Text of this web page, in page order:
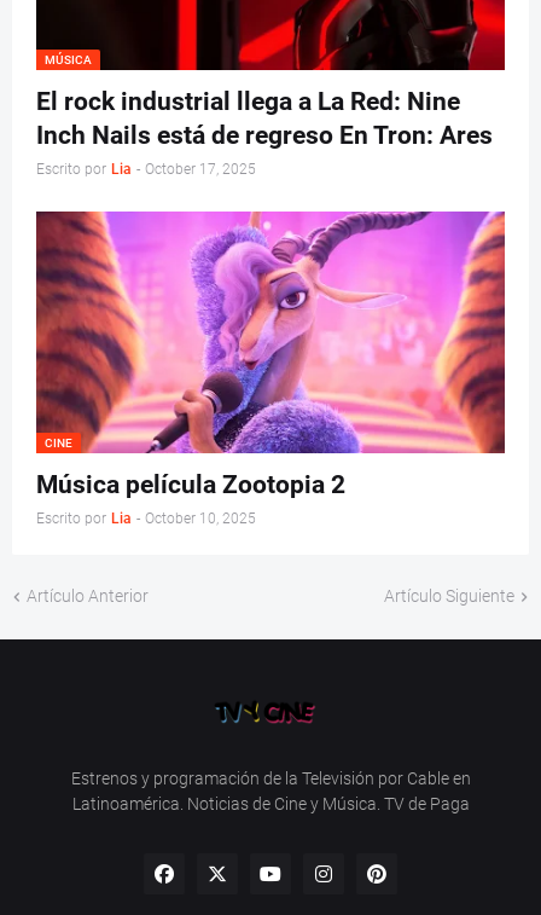
MÚSICA
El rock industrial llega a La Red: Nine
Inch Nails está de regreso En Tron: Ares
Escrito por Lia - October 17, 2025
CINE
Música película Zootopia 2
Escrito por Lia - October 10, 2025
Artículo Anterior Artículo Siguiente
Estrenos y programación de la Televisión por Cable en
Latinoamérica. Noticias de Cine y Música. TV de Paga